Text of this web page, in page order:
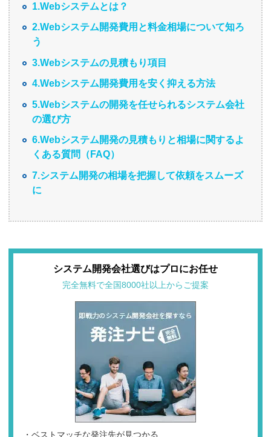
1.Webシステムとは？
2.Webシステム開発費用と料金相場について知ろ
う
3.Webシステムの見積もり項目
4.Webシステム開発費用を安く抑える方法
5.Webシステムの開発を任せられるシステム会社
の選び方
6.Webシステム開発の見積もりと相場に関するよ
くある質問（FAQ）
7.システム開発の相場を把握して依頼をスムーズ
に
システム開発会社選びはプロにお任せ
完全無料で全国8000社以上からご提案
・ベストマッチな発注先が見つかる